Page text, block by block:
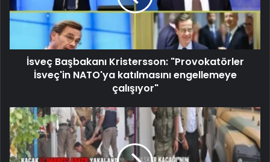
İsveç Başbakanı Kristersson: "Provokatörler
İsveç'in NATO'ya katılmasını engellemeye
çalışıyor"